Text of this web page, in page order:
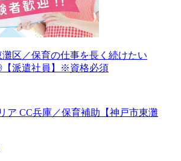
区／保育の仕事を長く続けたい
派遣社員】※資格必須
ア CC兵庫／保育補助【神戸市東灘